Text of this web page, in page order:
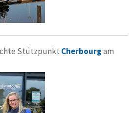
Stützpunkt Cherbourgam